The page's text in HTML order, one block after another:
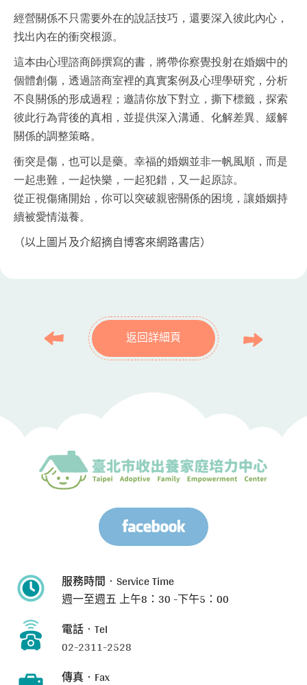
經營關係不只需要外在的說話技巧，還要深入彼此內心，
找出內在的衝突根源。
這本由心理諮商師撰寫的書，將帶你察覺投射在婚姻中的
個體創傷，透過諮商室裡的真實案例及心理學研究，分析
不良關係的形成過程；邀請你放下對立，撕下標籤，探索
彼此行為背後的真相，並提供深入溝通、化解差異、緩解
關係的調整策略。
衝突是傷，也可以是藥。幸福的婚姻並非一帆風順，而是
一起患難，一起快樂，一起犯錯，又一起原諒。
從正視傷痛開始，你可以突破親密關係的困境，讓婚姻持
續被愛情滋養。
（以上圖片及介紹摘自博客來網路書店）
返回詳細頁
服務時間‧Service Time
週一至週五上午8：30 -下午5：00
電話‧Tel
02-2311-2528
傳真‧Fax